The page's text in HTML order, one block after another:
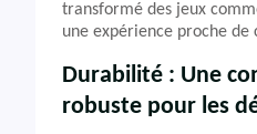
transformé des jeux
une expérience proche de
Durabilité : Une
robuste pour les